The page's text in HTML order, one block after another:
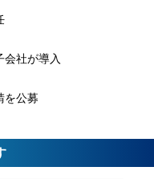
社が導入
を公募